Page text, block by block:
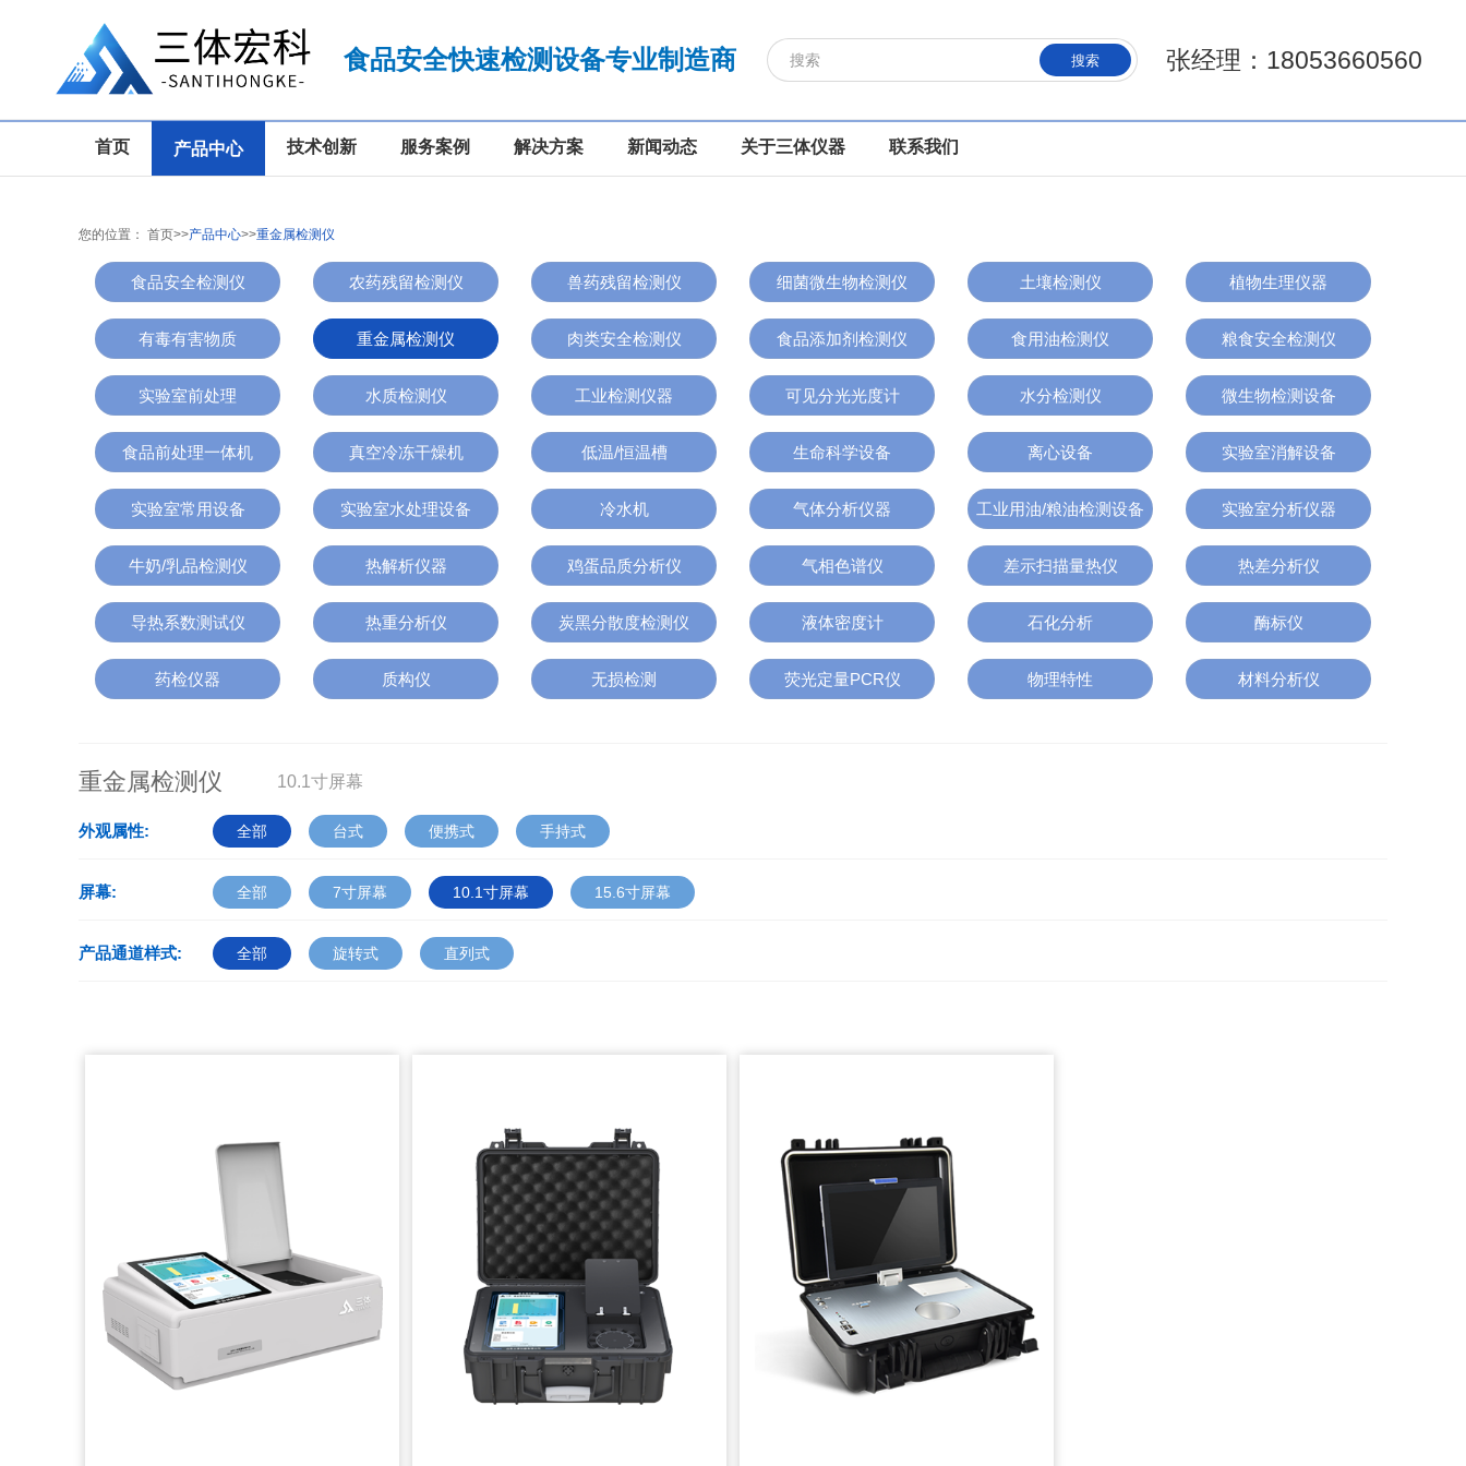
食品安全快速检测设备专业制造商 张经理：18053660560
搜索
首页 产品中心 技术创新 服务案例 解决方案 新闻动态 关于三体仪器 联系我们
您的位置： 首页>>产品中心>>重金属检测仪
食品安全检测仪 农药残留检测仪 兽药残留检测仪 细菌微生物检测仪 土壤检测仪 植物生理仪器
有毒有害物质 重金属检测仪 肉类安全检测仪 食品添加剂检测仪 食用油检测仪 粮食安全检测仪
实验室前处理 水质检测仪 工业检测仪器 可见分光光度计 水分检测仪 微生物检测设备
食品前处理一体机 真空冷冻干燥机 低温/恒温槽 生命科学设备 离心设备 实验室消解设备
实验室常用设备 实验室水处理设备 冷水机 气体分析仪器 工业用油/粮油检测设备 实验室分析仪器
牛奶/乳品检测仪 热解析仪器 鸡蛋品质分析仪 气相色谱仪 差示扫描量热仪 热差分析仪
导热系数测试仪 热重分析仪 炭黑分散度检测仪 液体密度计 石化分析 酶标仪
药检仪器 质构仪 无损检测 荧光定量PCR仪 物理特性 材料分析仪
重金属检测仪 10.1寸屏幕
外观属性: 全部 台式 便携式 手持式
屏幕: 全部 7寸屏幕 10.1寸屏幕 15.6寸屏幕
产品通道样式: 全部 旋转式 直列式